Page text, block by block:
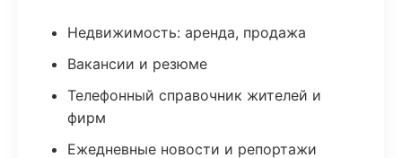
Недвижимость: аренда, продажа
Вакансии и резюме
Телефонный справочник жителей и
фирм
Ежедневные новости и репортажи